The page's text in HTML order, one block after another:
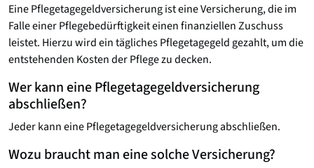
Eine Pflegetagegeld­versicherung ist eine Versicherung, die im
Falle einer Pflegebedürftigkeit einen finanziellen Zuschuss
leistet. Hierzu wird ein tägliches Pflegetagegeld gezahlt, um die
entstehenden Kosten der Pflege zu decken.
Wer kann eine Pflegetagegeld­versicherung
abschließen?
Jeder kann eine Pflegetagegeld­versicherung abschließen.
Wozu braucht man eine solche Versicherung?